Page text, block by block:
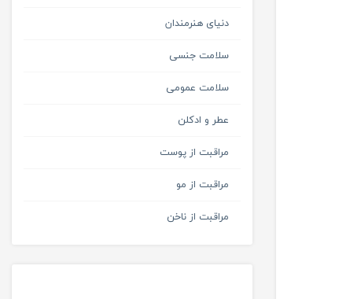
دنیای هنرمندان
سلامت جنسی
سلامت عمومی
عطر و ادکلن
مراقبت از پوست
مراقبت از مو
مراقبت از ناخن